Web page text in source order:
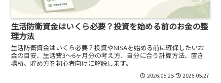
生活防衛資金はいくら必要？投資を始める前のお金の整
理方法
生活防衛資金はいくら必要？投資やNISAを始める前に確保したいお
金の目安、生活費3〜6ヶ月分の考え方、自分に合う計算方法、置き
場所、貯め方を初心者向けに解説します。
2026.05.25 2026.05.27